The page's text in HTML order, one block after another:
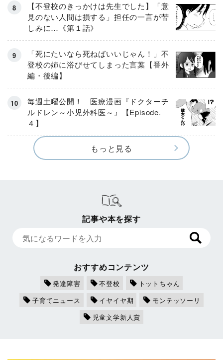
【不登校のきっかけは先生でした】「意
見のない人間は損する」担任の一言が苦
しみに…《第１話》
「死にたいなら死ねばいいじゃん！」不
登校の姉に浴びせてしまった言葉【番外
編・後編】
毎週土曜公開！ 医療漫画『ドクターチ
ルドレン～小児外科医～』【Episode.
４】
もっと見る
記事や本を探す
おすすめコンテンツ
発達障害 不登校
トットちゃん
子育てニュース
イヤイヤ期
モンテッソーリ
児童文学新人賞